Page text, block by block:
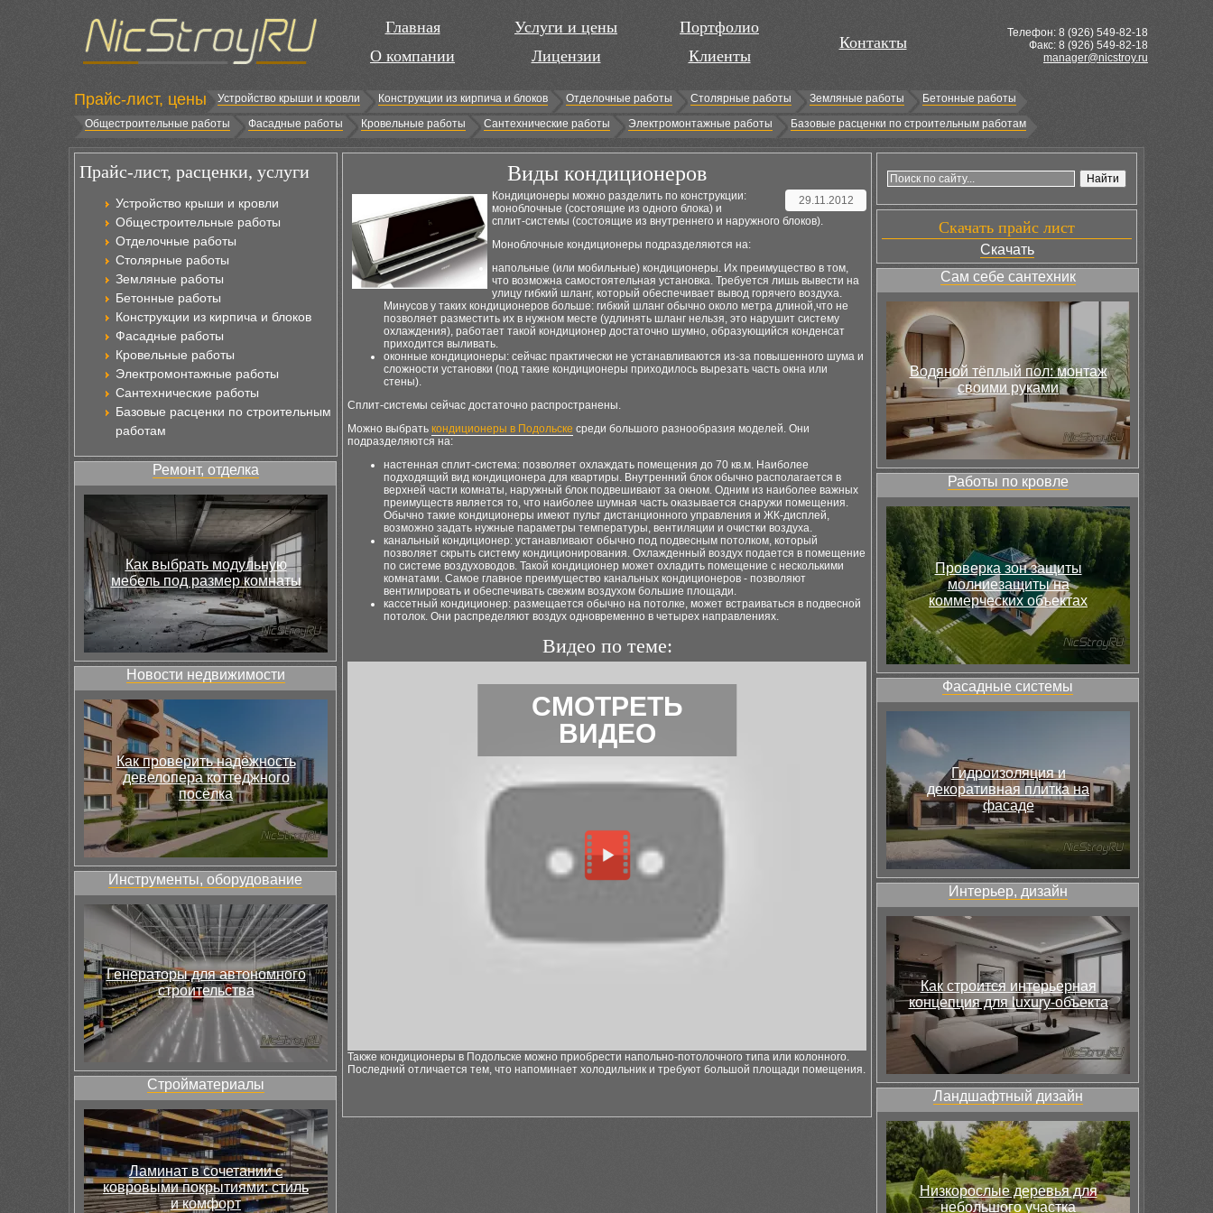
Главная
О компании
Услуги и цены
Лицензии
Портфолио
Клиенты
Контакты
Телефон: 8 (926) 549-82-18
Факс: 8 (926) 549-82-18
manager@nicstroy.ru
Прайс-лист, цены Устройство крыши и кровли Конструкции из кирпича и блоков Отделочные работы Столярные работы Земляные работы
Бетонные работы
Общестроительные работы
Фасадные работы Кровельные работы Сантехнические работы Электромонтажные работы Базовые расценки по строительным работам
Прайс-лист, расценки, услуги
Устройство крыши и кровли
Общестроительные работы
Отделочные работы
Столярные работы
Земляные работы
Бетонные работы
Конструкции из кирпича и блоков
Фасадные работы
Кровельные работы
Электромонтажные работы
Сантехнические работы
Базовые расценки по строительным
работам
Ремонт, отделка
Как выбрать модульную
мебель под размер комнаты
Новости недвижимости
Как проверить надёжность
девелопера коттеджного
посёлка
Инструменты, оборудование
Генераторы для автономного
строительства
Стройматериалы
Ламинат в сочетании с
ковровыми покрытиями: стиль
и комфорт
Виды кондиционеров
29.11.2012
Кондиционеры можно разделить по конструкции:
моноблочные (состоящие из одного блока) и
сплит-системы (состоящие из внутреннего и наружного блоков).
Моноблочные кондиционеры подразделяются на:
напольные (или мобильные) кондиционеры. Их преимущество в том,
что возможна самостоятельная установка. Требуется лишь вывести на
улицу гибкий шланг, который обеспечивает вывод горячего воздуха.
Минусов у таких кондиционеров больше: гибкий шланг обычно около метра длиной,что не
позволяет разместить их в нужном месте (удлинять шланг нельзя, это нарушит систему
охлаждения), работает такой кондиционер достаточно шумно, образующийся конденсат
приходится выливать.
оконные кондиционеры: сейчас практически не устанавливаются из-за повышенного шума и
сложности установки (под такие кондиционеры приходилось вырезать часть окна или
стены).
Сплит-системы сейчас достаточно распространены.
Можно выбрать кондиционеры в Подольске среди большого разнообразия моделей. Они
подразделяются на:
настенная сплит-система: позволяет охлаждать помещения до 70 кв.м. Наиболее
подходящий вид кондиционера для квартиры. Внутренний блок обычно располагается в
верхней части комнаты, наружный блок подвешивают за окном. Одним из наиболее важных
преимуществ является то, что наиболее шумная часть оказывается снаружи помещения.
Обычно такие кондиционеры имеют пульт дистанционного управления и ЖК-дисплей,
возможно задать нужные параметры температуры, вентиляции и очистки воздуха.
канальный кондиционер: устанавливают обычно под подвесным потолком, который
позволяет скрыть систему кондиционирования. Охлажденный воздух подается в помещение
по системе воздуховодов. Такой кондиционер может охладить помещение с несколькими
комнатами. Самое главное преимущество канальных кондиционеров - позволяют
вентилировать и обеспечивать свежим воздухом большие площади.
кассетный кондиционер: размещается обычно на потолке, может встраиваться в подвесной
потолок. Они распределяют воздух одновременно в четырех направлениях.
Видео по теме:
СМОТРЕТЬ
ВИДЕО
Также кондиционеры в Подольске можно приобрести напольно-потолочного типа или колонного.
Последний отличается тем, что напоминает холодильник и требуют большой площади помещения.
Скачать прайс лист
Скачать
Сам себе сантехник
Водяной тёплый пол: монтаж
своими руками
Работы по кровле
Проверка зон защиты
молниезащиты на
коммерческих объектах
Фасадные системы
Гидроизоляция и
декоративная плитка на
фасаде
Интерьер, дизайн
Как строится интерьерная
концепция для luxury-объекта
Ландшафтный дизайн
Низкорослые деревья для
небольшого участка